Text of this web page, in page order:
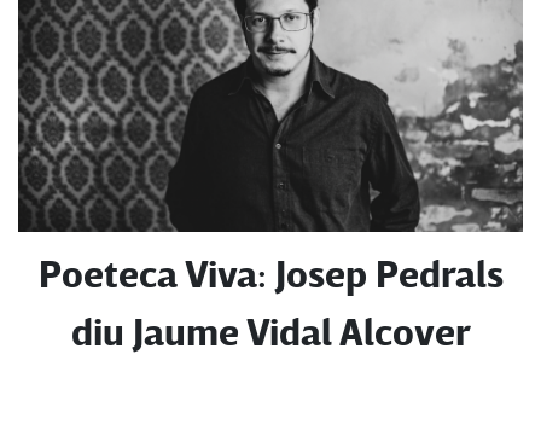
Poeteca Viva: Josep Pedrals
diu Jaume Vidal Alcover